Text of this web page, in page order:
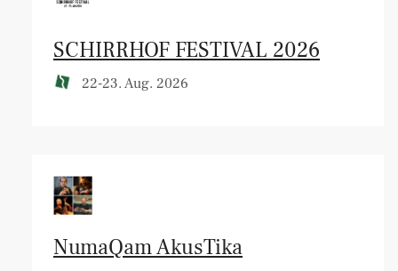
SCHIRRHOF FESTIVAL 2026
22-23. Aug. 2026
NumaQam AkusTika